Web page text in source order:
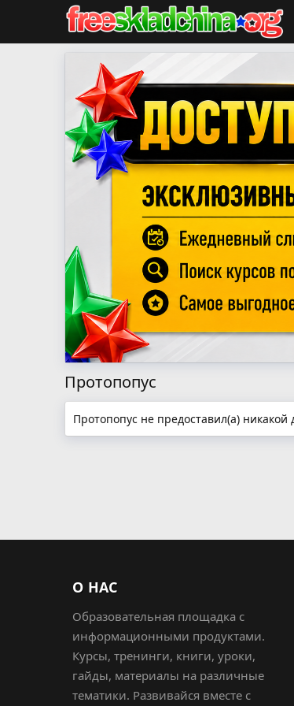
Протопопус
Протопопус не предоставил(а)
О НАС
Образовательная площадка с
информационными продуктами.
Курсы, тренинги, книги, уроки,
гайды, материалы на различные
тематики. Развивайся вместе с